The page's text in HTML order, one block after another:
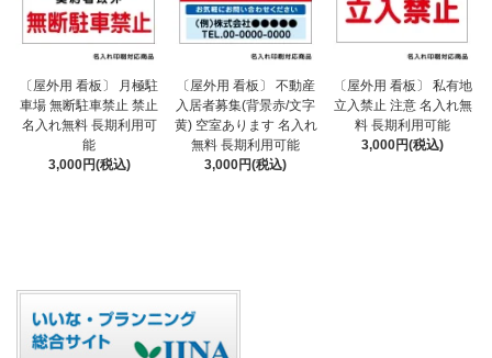
〔屋外用 看板〕 月極駐
車場 無断駐車禁止 禁止
名入れ無料 長期利用可
能
3,000円(税込)
〔屋外用 看板〕 不動産
入居者募集(背景赤/文字
黄) 空室あります 名入れ
無料 長期利用可能
3,000円(税込)
〔屋外用 看板〕 私有地
立入禁止 注意 名入れ無
料 長期利用可能
3,000円(税込)